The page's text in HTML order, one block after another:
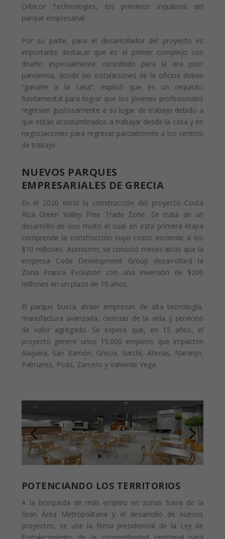
Orbicor Technologies, los primeros inquilinos del
parque empresarial.
Por su parte, para el desarrollador del proyecto es
importante destacar que es el primer complejo con
diseño especialmente concebido para la era post
pandemia, donde las instalaciones de la oficina deben
“ganarle a la casa”; explicó que es un requisito
fundamental para lograr que los jóvenes profesionales
regresen gustosamente a su lugar de trabajo debido a
que están acostumbrados a trabajar desde la casa y en
negociaciones para regresar parcialmente a los centros
de trabajo.
NUEVOS PARQUES
EMPRESARIALES DE GRECIA
En el 2020 inició la construcción del proyecto Costa
Rica Green Valley Free Trade Zone. Se trata de un
desarrollo de uso mixto el cual en esta primera etapa
comprende la construcción cuyo costo asciende a los
$10 millones. Asimismo, se conoció meses atrás que la
empresa Code Development Group desarrollará la
Zona Franca Evolution con una inversión de $200
millones en un plazo de 10 años.
El parque busca atraer empresas de alta tecnología,
manufactura avanzada, ciencias de la vida y servicios
de valor agregado. Se espera que, en 15 años, el
proyecto genere unos 15.000 empleos que impacten
Alajuela, San Ramón, Grecia, Sarchí, Atenas, Naranjo,
Palmares, Poás, Zarcero y Valverde Vega.